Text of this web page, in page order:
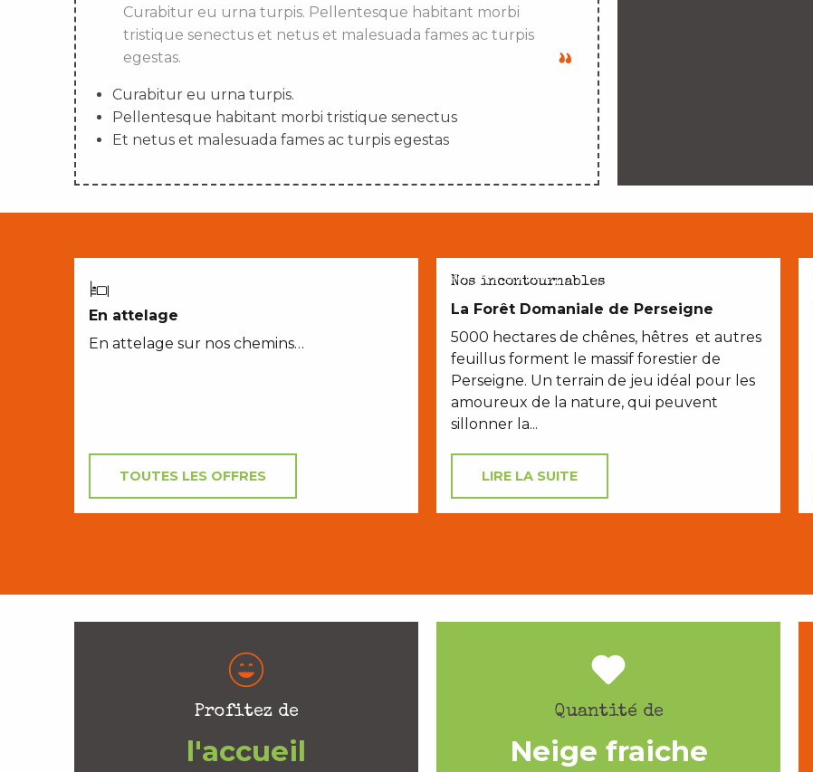
Curabitur eu urna turpis. Pellentesque habitant morbi
tristique senectus et netus et malesuada fames ac turpis
egestas.
Curabitur eu urna turpis.
Pellentesque habitant morbi tristique senectus
Et netus et malesuada fames ac turpis egestas
En attelage
En attelage sur nos chemins…
TOUTES LES OFFRES
SUR NOS CHEMINS
Nos incontournables
La Forêt Domaniale de Perseigne
5000 hectares de chênes, hêtres et autres
feuillus forment le massif forestier de
Perseigne. Un terrain de jeu idéal pour les
amoureux de la nature, qui peuvent
sillonner la...
LIRE LA SUITE
Profitez de
l'accueil
Quantité de
Neige fraiche